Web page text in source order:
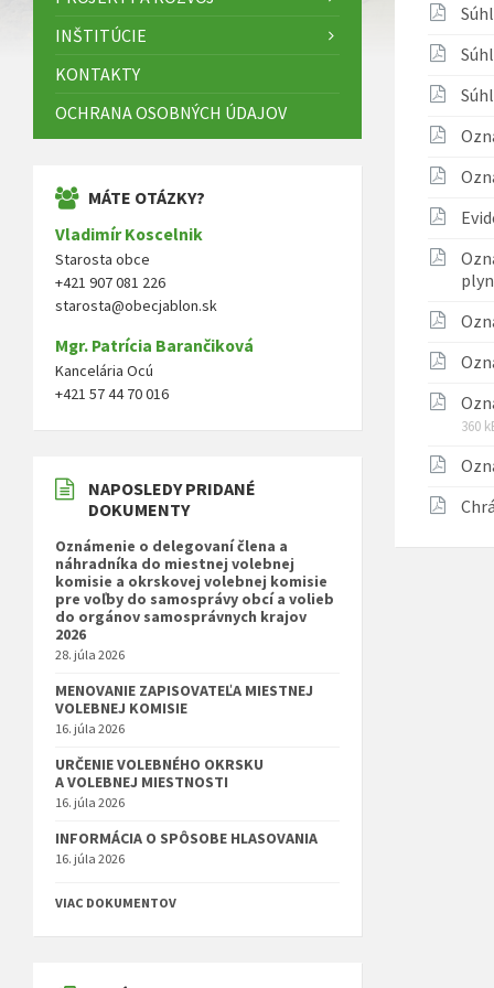
360
INŠTITÚCIE
KONTAKTY
OCHRANA OSOBNÝCH ÚDAJOV
MÁTE OTÁZKY?
Vladimír Koscelnik
Starosta obce
+421 907 081 226
starosta@obecjablon.sk
Mgr. Patrícia Barančiková
Kancelária Ocú
+421 57 44 70 016
NAPOSLEDY PRIDANÉ
DOKUMENTY
Oznámenie o delegovaní člena a
náhradníka do miestnej volebnej
komisie a okrskovej volebnej komisie
pre voľby do samosprávy obcí a volieb
do orgánov samosprávnych krajov
2026
28. júla 2026
MENOVANIE ZAPISOVATEĽA MIESTNEJ
VOLEBNEJ KOMISIE
16. júla 2026
URČENIE VOLEBNÉHO OKRSKU
A VOLEBNEJ MIESTNOSTI
16. júla 2026
INFORMÁCIA O SPÔSOBE HLASOVANIA
16. júla 2026
VIAC DOKUMENTOV